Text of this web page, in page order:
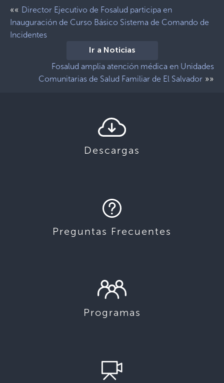
«« Director Ejecutivo de Fosalud participa en
Inauguración de Curso Básico Sistema de Comando de
Incidentes
Ir a Noticias
Fosalud amplia atención médica en Unidades
Comunitarias de Salud Familiar de El Salvador »»
Descargas
Preguntas Frecuentes
Programas